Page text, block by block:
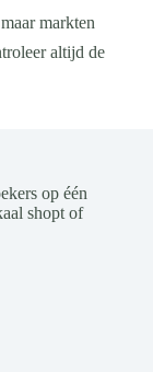
markten
altijd de
op één
shopt of